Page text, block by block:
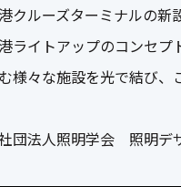
クルーズターミナルの新
ライトアップのコンセ
様々な施設を光で結び、
団法人照明学会 照明